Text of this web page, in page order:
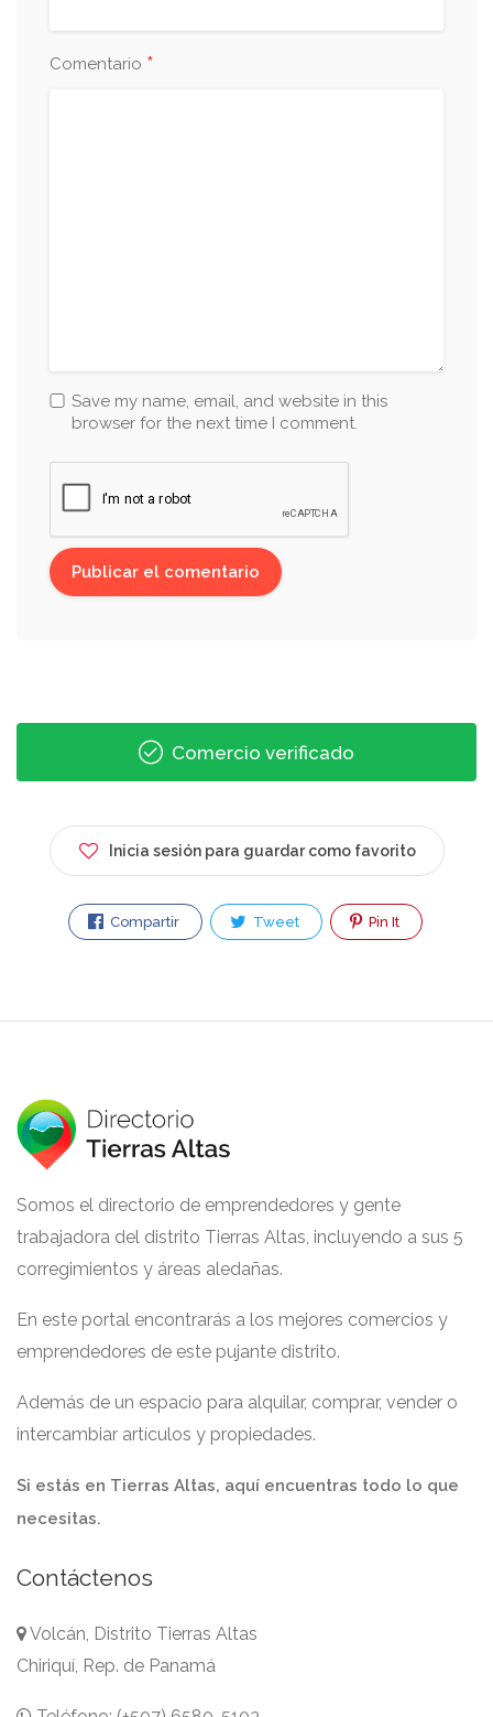
Comentario *
Save my name, email, and website in this
browser for the next time I comment.
Comercio verificado
Inicia sesión para guardar como favorito
Compartir Tweet Pin It
Somos el directorio de emprendedores y gente
trabajadora del distrito Tierras Altas, incluyendo a sus 5
corregimientos y áreas aledañas.
En este portal encontrarás a los mejores comercios y
emprendedores de este pujante distrito.
Además de un espacio para alquilar, comprar, vender o
intercambiar artículos y propiedades.
Si estás en Tierras Altas, aquí encuentras todo lo que
necesitas.
Contáctenos
Volcán, Distrito Tierras Altas
Chiriquí, Rep. de Panamá